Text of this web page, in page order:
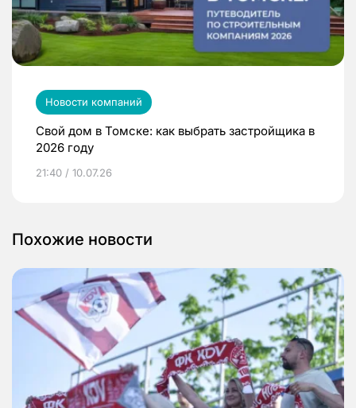
Новости компаний
Свой дом в Томске: как выбрать застройщика в
2026 году
21:40 / 10.07.26
Похожие новости